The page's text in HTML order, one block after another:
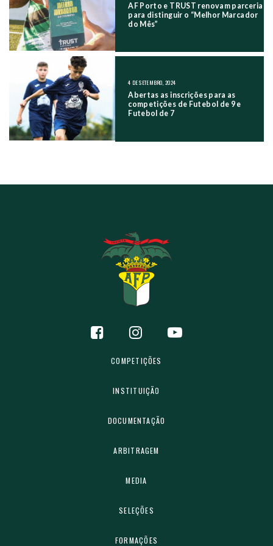
AF Porto e TRUST renovam parceria
para distinguir o “Melhor Marcador
do Mês”
4 DE SETEMBRO, 2024
Abertas as inscrições para as
competições de Futebol de 9 e
Futebol de 7
COMPETIÇÕES
INSTITUIÇÃO
DOCUMENTAÇÃO
ARBITRAGEM
MEDIA
SELEÇÕES
FORMAÇÕES